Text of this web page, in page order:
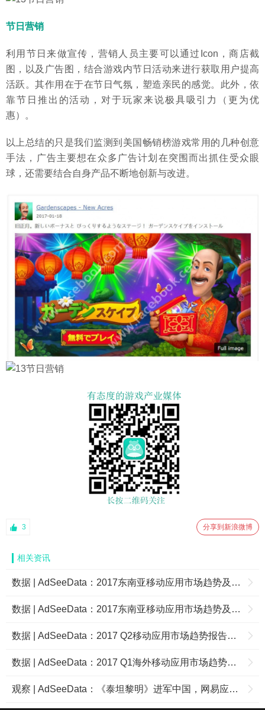
节日营销
利用节日来做宣传，营销人员主要可以通过Icon，商店截
图，以及广告图，结合游戏内节日活动来进行获取用户提高
活跃。其作用在于在节日气氛，塑造亲民的感觉。此外，依
靠节日推出的活动，对于玩家来说极具吸引力（更为优
惠）。
以上总结的只是我们监测到美国畅销榜游戏常用的几种创意
手法，广告主要想在众多广告计划在突围而出抓住受众眼
球，还需要结合自身产品不断地创新与改进。
3 分享到新浪微博
相关资讯
数据 | AdSeeData：2017东南亚移动应用市场趋势及未来机遇 (下)
数据 | AdSeeData：2017东南亚移动应用市场趋势及未来机遇
数据 | AdSeeData：2017 Q2移动应用市场趋势报告：工具类反超娱乐类应用，成最热门新增推广应用
数据 | ​AdSeeData：2017 Q1海外移动应用市场趋势报告
观察 | AdSeeData：《泰坦黎明》进军中国，网易应对腾讯的一个布局？